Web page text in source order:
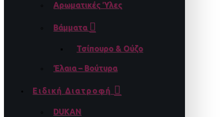
Αρωματικές Ύλες
Βάμματα
Τσίπουρο & Ούζο
Έλαια – Βούτυρα
Ειδική Διατροφή
DUKAN